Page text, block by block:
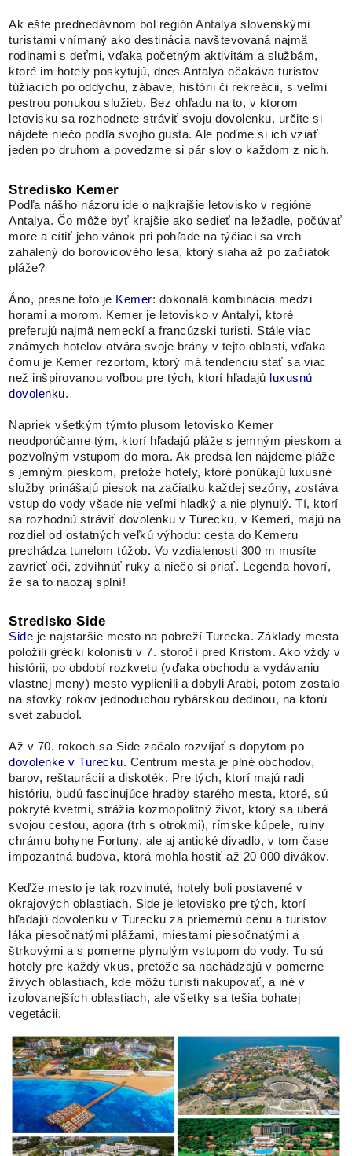
Ak ešte prednedávnom bol regiónAntalya slovenskými
turistami vnímaný ako destinácia navštevovaná najmä
rodinami s deťmi, vďaka početným aktivitám a službám,
ktoré im hotely poskytujú, dnes Antalya očakáva turistov
túžiacich po oddychu, zábave, histórii či rekreácii, s veľmi
pestrou ponukou služieb. Bez ohľadu na to, v ktorom
letovisku sa rozhodnete stráviť svoju dovolenku, určite si
nájdete niečo podľa svojho gusta. Ale poďme si ich vziať
jeden po druhom a povedzme si pár slov o každom z nich.
Stredisko Kemer
Podľa nášho názoru ide o najkrajšie letovisko v regióne
Antalya. Čo môže byť krajšie ako sedieť na ležadle, počúvať
more a cítiť jeho vánok pri pohľade na týčiaci sa vrch
zahalený do borovicového lesa, ktorý siaha až po začiatok
pláže?
Áno, presne toto je Kemer: dokonalá kombinácia medzi
horami a morom. Kemer je letovisko v Antalyi, ktoré
preferujú najmä nemeckí a francúzski turisti. Stále viac
známych hotelov otvára svoje brány v tejto oblasti, vďaka
čomu je Kemer rezortom, ktorý má tendenciu stať sa viac
než inšpirovanou voľbou pre tých, ktorí hľadajú luxusnú
dovolenku.
Napriek všetkým týmto plusom letovisko Kemer
neodporúčame tým, ktorí hľadajú pláže s jemným pieskom a
pozvoľným vstupom do mora. Ak predsa len nájdeme pláže
s jemným pieskom, pretože hotely, ktoré ponúkajú luxusné
služby prinášajú piesok na začiatku každej sezóny, zostáva
vstup do vody všade nie veľmi hladký a nie plynulý. Tí, ktorí
sa rozhodnú stráviť dovolenku v Turecku, v Kemeri, majú na
rozdiel od ostatných veľkú výhodu: cesta do Kemeru
prechádza tunelom túžob. Vo vzdialenosti 300 m musíte
zavrieť oči, zdvihnúť ruky a niečo si priať. Legenda hovorí,
že sa to naozaj splní!
Stredisko Side
Side je najstaršie mesto na pobreží Turecka. Základy mesta
položili grécki kolonisti v 7. storočí pred Kristom. Ako vždy v
histórii, po období rozkvetu (vďaka obchodu a vydávaniu
vlastnej meny) mesto vyplienili a dobyli Arabi, potom zostalo
na stovky rokov jednoduchou rybárskou dedinou, na ktorú
svet zabudol.
Až v 70. rokoch sa Side začalo rozvíjať s dopytom po
dovolenke v Turecku. Centrum mesta je plné obchodov,
barov, reštaurácií a diskoték. Pre tých, ktorí majú radi
históriu, budú fascinujúce hradby starého mesta, ktoré, sú
pokryté kvetmi, strážia kozmopolitný život, ktorý sa uberá
svojou cestou, agora (trh s otrokmi), rímske kúpele, ruiny
chrámu bohyne Fortuny, ale aj antické divadlo, v tom čase
impozantná budova, ktorá mohla hostiť až 20 000 divákov.
Keďže mesto je tak rozvinuté, hotely boli postavené v
okrajových oblastiach. Side je letovisko pre tých, ktorí
hľadajú dovolenku v Turecku za priemernú cenu a turistov
láka piesočnatými plážami, miestami piesočnatými a
štrkovými a s pomerne plynulým vstupom do vody. Tu sú
hotely pre každý vkus, pretože sa nachádzajú v pomerne
živých oblastiach, kde môžu turisti nakupovať, a iné v
izolovanejších oblastiach, ale všetky sa tešia bohatej
vegetácii.